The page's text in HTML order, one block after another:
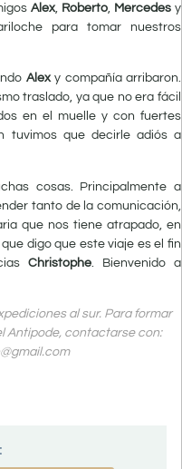
Alex, Roberto, Mercedesy
para tomar nuestros
Alexy compañía arribaron.
traslado, ya que no era fácil
en el muelle y con fuertes
tuvimos que decirle adiós a
cosas. Principalmente a
tanto de la comunicación,
que nos tiene atrapado, en
digo que este viaje es el fin
Christophe . Bienvenido a
al sur. Para formar
Antipode, contactarse con: